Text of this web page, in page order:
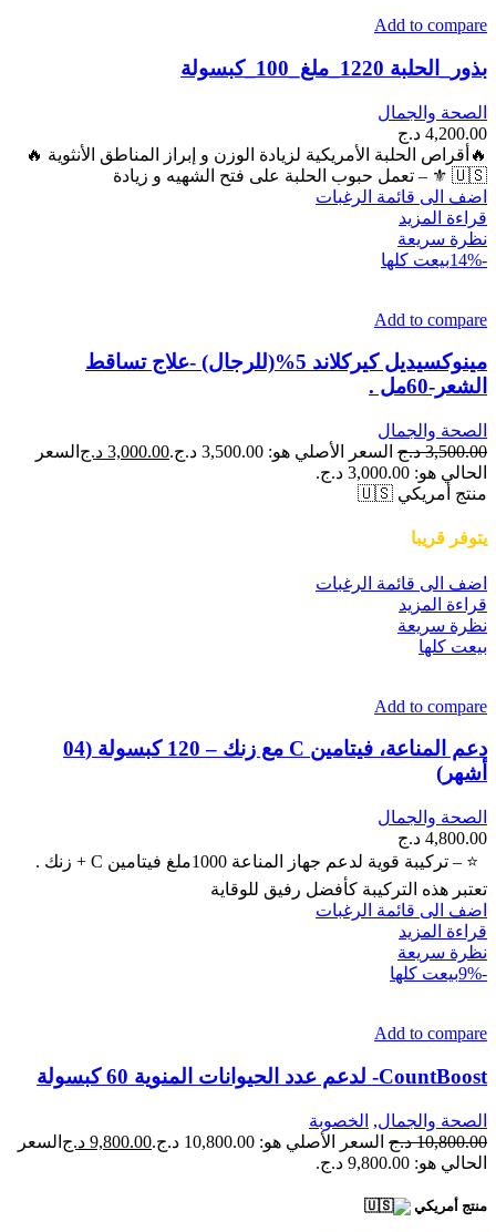
Add to compare
بذور_الحلبة 1220_ملغ_100_كبسولة
الصحة والجمال
4,200.00 د.ج
🔥أقراص الحلبة الأمريكية لزيادة الوزن و إبراز المناطق الأنثوية 🔥
🇺🇸 ⚜ – تعمل حبوب الحلبة على فتح الشهيه و زيادة
اضف الى قائمة الرغبات
قراءة المزيد
نظرة سريعة
-14%
بيعت كلها
Add to compare
مينوكسيديل كيركلاند 5%(للرجال) -علاج تساقط
الشعر-60مل .
الصحة والجمال
3,500.00 د.ج السعر الأصلي هو: 3,500.00 د.ج. 3,000.00 د.ج السعر
الحالي هو: 3,000.00 د.ج.
منتج أمريكي 🇺🇸
يتوفر قريبا
اضف الى قائمة الرغبات
قراءة المزيد
نظرة سريعة
بيعت كلها
Add to compare
دعم المناعة، فيتامين C مع زنك – 120 كبسولة (04
أشهر)
الصحة والجمال
4,800.00 د.ج
⭐ – تركيبة قوية لدعم جهاز المناعة 1000ملغ فيتامين C + زنك .
تعتبر هذه التركيبة كأفضل رفيق للوقاية
اضف الى قائمة الرغبات
قراءة المزيد
نظرة سريعة
-9%
بيعت كلها
Add to compare
CountBoost- لدعم عدد الحيوانات المنوية 60 كبسولة
الصحة والجمال, الخصوبة
10,800.00 د.ج السعر الأصلي هو: 10,800.00 د.ج. 9,800.00 د.ج السعر
الحالي هو: 9,800.00 د.ج.
منتج أمريكي